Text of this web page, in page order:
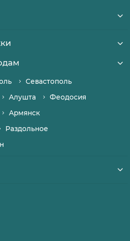
Севастополь
Алушта
Феодосия
Армянск
Раздольное